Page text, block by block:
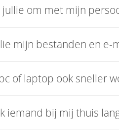
jullie om met mijn
mijn bestanden en e-
of laptop ook sneller
iemand bij mij thuis